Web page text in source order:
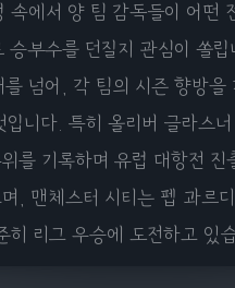
속에서 양 팀 감독들이 어떤
승부수를 던질지 관심이 쏠립
를 넘어, 각 팀의 시즌 향방을
입니다. 특히 올리버 글라스
를 기록하며 유럽 대항전 진
, 맨체스터 시티는 펩 과르
히 리그 우승에 도전하고 있